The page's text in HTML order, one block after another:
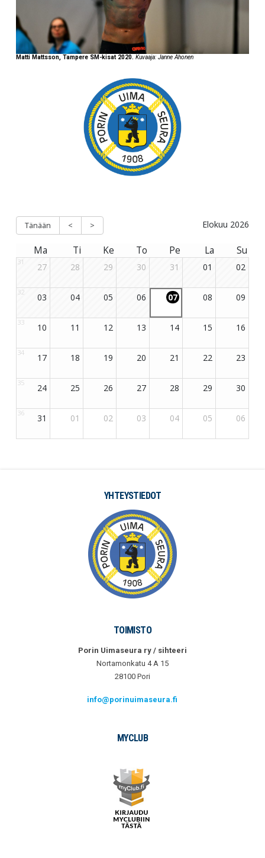
Matti Mattsson, Tampere SM-kisat 2020. Kuvaaja: Janne Ahonen
YHTEYSTIEDOT
TOIMISTO
Porin Uimaseura ry / sihteeri
Nortamonkatu 4 A 15
28100 Pori
info@porinuimaseura.fi
MYCLUB